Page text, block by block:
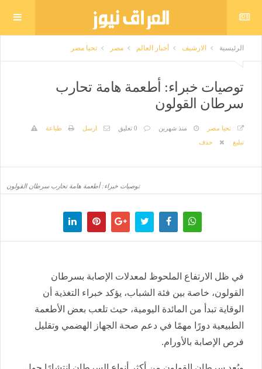
الرئيسية الارشيف أخبار العالم مصر تحيا مصر
توصيات خبراء: أطعمة هامة تحارب
سرطان القولون
تحيا مصر منذ شهرين 0 تعليق ارسل
طباعة
تبليغ
حذف
توصيات خبراء: أطعمة هامة تحارب سرطان القولون
في ظل الارتفاع الملحوظ لمعدلات الإصابة بسرطان
القولون، خاصة بين فئة الشباب، يؤكد خبراء التغذية أن
الوقاية تبدأ من المائدة اليومية، حيث تلعب بعض الأطعمة
الطبيعية دورًا مهمًا في دعم صحة الجهاز الهضمي وتقليل
فرص الإصابة بالأورام.